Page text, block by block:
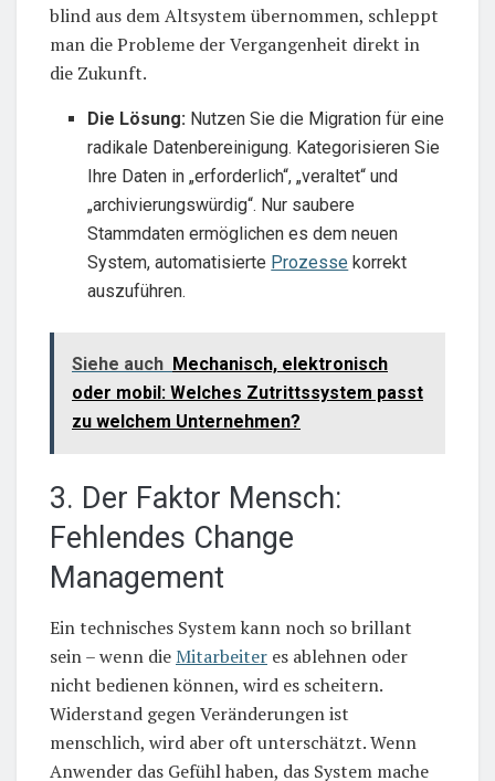
blind aus dem Altsystem übernommen, schleppt
man die Probleme der Vergangenheit direkt in
die Zukunft.
Die Lösung: Nutzen Sie die Migration für eine
radikale Datenbereinigung. Kategorisieren Sie
Ihre Daten in „erforderlich“, „veraltet“ und
„archivierungswürdig“. Nur saubere
Stammdaten ermöglichen es dem neuen
System, automatisierte Prozesse korrekt
auszuführen.
Siehe auch Mechanisch, elektronisch
oder mobil: Welches Zutrittssystem passt
zu welchem Unternehmen?
3. Der Faktor Mensch:
Fehlendes Change
Management
Ein technisches System kann noch so brillant
sein – wenn dieMitarbeiter es ablehnen oder
nicht bedienen können, wird es scheitern.
Widerstand gegen Veränderungen ist
menschlich, wird aber oft unterschätzt. Wenn
Anwender das Gefühl haben, das System mache